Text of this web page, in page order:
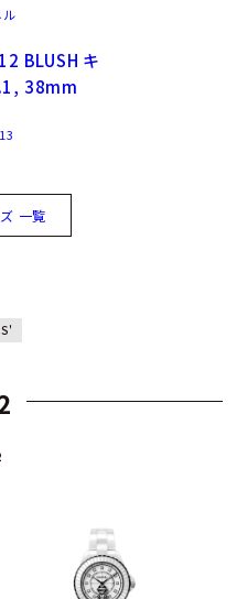
ル
BLUSH キ
38mm
一覧